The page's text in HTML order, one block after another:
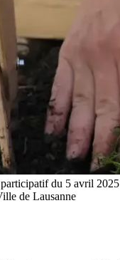
du 5 avril 2025
de Lausanne